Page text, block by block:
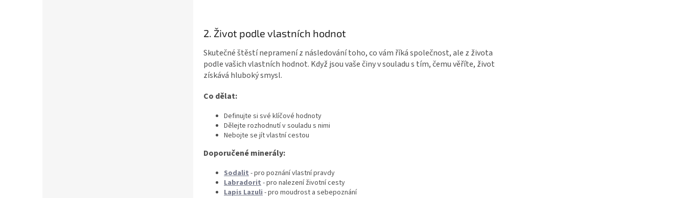
2. Život podle vlastních hodnot
Skutečné štěstí nepramení z následování toho, co vám říká společnost, ale z života
podle vašich vlastních hodnot. Když jsou vaše činy v souladu s tím, čemu věříte, život
získává hluboký smysl.
Co dělat:
Definujte si své klíčové hodnoty
Dělejte rozhodnutí v souladu s nimi
Nebojte se jít vlastní cestou
Doporučené minerály:
Sodalit- pro poznání vlastní pravdy
Labradorit- pro nalezení životní cesty
Lapis Lazuli- pro moudrost a sebepoznání